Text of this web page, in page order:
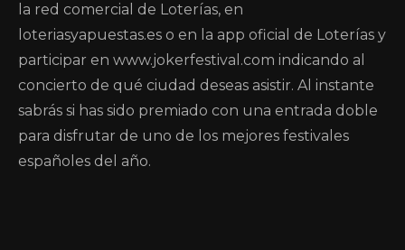
la red comercial de Loterías, en
loteriasyapuestas.es o en la app oficial de Loterías y
participar en www.jokerfestival.com indicando al
concierto de qué ciudad deseas asistir. Al instante
sabrás si has sido premiado con una entrada doble
para disfrutar de uno de los mejores festivales
españoles del año.